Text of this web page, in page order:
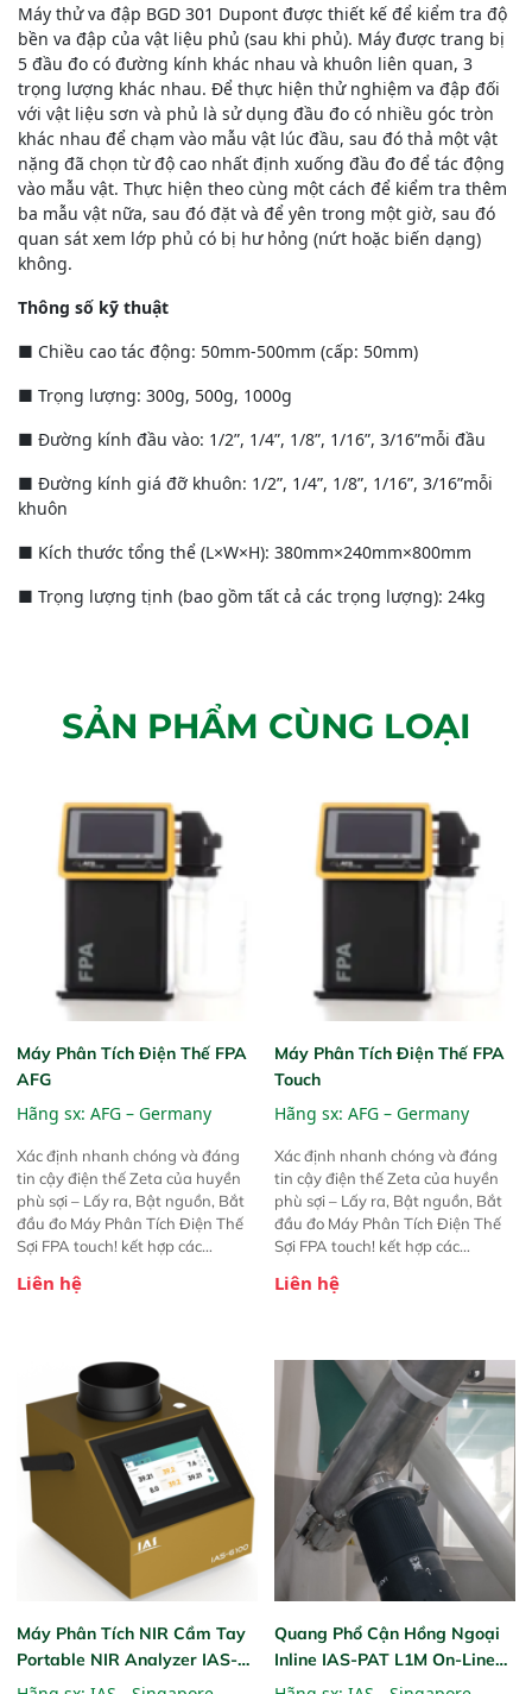
Máy thử va đập BGD 301 Dupont được thiết kế để kiểm tra độ
bền va đập của vật liệu phủ (sau khi phủ). Máy được trang bị
5 đầu đo có đường kính khác nhau và khuôn liên quan, 3
trọng lượng khác nhau. Để thực hiện thử nghiệm va đập đối
với vật liệu sơn và phủ là sử dụng đầu đo có nhiều góc tròn
khác nhau để chạm vào mẫu vật lúc đầu, sau đó thả một vật
nặng đã chọn từ độ cao nhất định xuống đầu đo để tác động
vào mẫu vật. Thực hiện theo cùng một cách để kiểm tra thêm
ba mẫu vật nữa, sau đó đặt và để yên trong một giờ, sau đó
quan sát xem lớp phủ có bị hư hỏng (nứt hoặc biến dạng)
không.
Thông số kỹ thuật
■ Chiều cao tác động: 50mm-500mm (cấp: 50mm)
■ Trọng lượng: 300g, 500g, 1000g
■ Đường kính đầu vào: 1/2”, 1/4”, 1/8”, 1/16”, 3/16”mỗi đầu
■ Đường kính giá đỡ khuôn: 1/2”, 1/4”, 1/8”, 1/16”, 3/16”mỗi
khuôn
■ Kích thước tổng thể (L×W×H): 380mm×240mm×800mm
■ Trọng lượng tịnh (bao gồm tất cả các trọng lượng): 24kg
SẢN PHẨM CÙNG LOẠI
Máy Phân Tích Điện Thế FPA
AFG
Hãng sx: AFG – Germany
Xác định nhanh chóng và đáng
tin cậy điện thế Zeta của huyền
phù sợi – Lấy ra, Bật nguồn, Bắt
đầu đo Máy Phân Tích Điện Thế
Sợi FPA touch! kết hợp các
được chứng minh với sự đơn giản
trước đó. Nhưng so với các phiên
bản trước, FPA touch! nhỏ hơn và
nhẹ hơn đáng kể, đồng thời được
nâng cấp với các tính năng mới.
Liên hệ
Máy Phân Tích Điện Thế FPA
Touch
Hãng sx: AFG – Germany
Xác định nhanh chóng và đáng
tin cậy điện thế Zeta của huyền
phù sợi – Lấy ra, Bật nguồn, Bắt
đầu đo Máy Phân Tích Điện Thế
Sợi FPA touch! kết hợp các
được chứng minh với sự đơn giản
trước đó. Nhưng so với các phiên
bản trước, FPA touch! nhỏ hơn và
nhẹ hơn đáng kể, đồng thời được
nâng cấp với các tính năng mới.
Liên hệ
Máy Phân Tích NIR Cầm Tay
Portable NIR Analyzer IAS-
6100
Quang Phổ Cận Hồng Ngoại
Inline IAS-PAT L1M On-Line
NIR